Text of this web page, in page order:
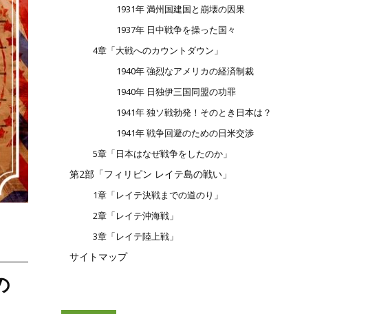
1931年 満州国建国と崩壊の因果
1937年 日中戦争を操った国々
4章「大戦へのカウントダウン」
1940年 強烈なアメリカの経済制裁
1940年 日独伊三国同盟の功罪
1941年 独ソ戦勃発！そのとき日本は？
1941年 戦争回避のための日米交渉
5章「日本はなぜ戦争をしたのか」
第2部「フィリピン レイテ島の戦い」
1章「レイテ決戦までの道のり」
2章「レイテ沖海戦」
3章「レイテ陸上戦」
サイトマップ